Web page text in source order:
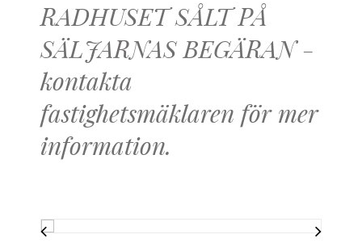
RADHUSET SÅLT PÅ
SÄLJARNAS BEGÄRAN -
kontakta
fastighetsmäklaren för mer
information.